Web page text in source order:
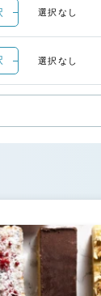
選択なし
選択なし